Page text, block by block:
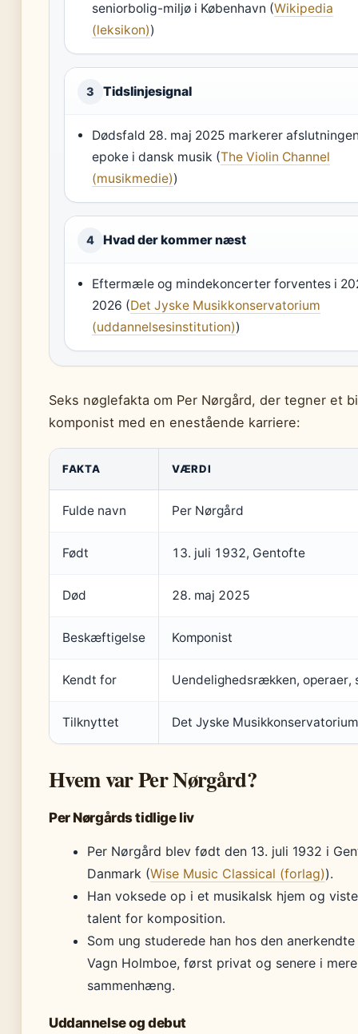
seniorbolig-miljø i København (Wikipedia
(leksikon))
3 Tidslinjesignal
Dødsfald 28. maj 2025 markerer
epoke i dansk musik (The Violin Channel
(musikmedie))
4 Hvad der kommer næst
Eftermæle og mindekoncerter forventes i
2026 (Det Jyske Musikkonservatorium
(uddannelsesinstitution))
Seks nøglefakta om Per Nørgård, der tegner et
komponist med en enestående karriere:
FAKTA VÆRDI
Fulde navn Per Nørgård
Født 13. juli 1932, Gentofte
Død 28. maj 2025
Beskæftigelse Komponist
Kendt for Uendelighedsrækken, operaer,
Tilknyttet Det Jyske Musikkonservatorium
Hvem var Per Nørgård?
Per Nørgårds tidlige liv
Per Nørgård blev født den 13. juli 1932 i
Danmark (Wise Music Classical (forlag)).
Han voksede op i et musikalsk hjem og
talent for komposition.
Som ung studerede han hos den
Vagn Holmboe, først privat og senere i
sammenhæng.
Uddannelse og debut